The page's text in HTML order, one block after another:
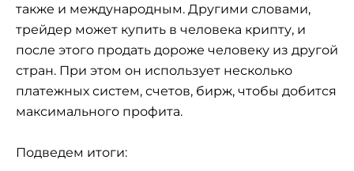
также и международным. Другими словами,
трейдер может купить в человека крипту, и
после этого продать дороже человеку из другой
стран. При этом он использует несколько
платежных систем, счетов, бирж, чтобы добится
максимального профита.
Подведем итоги: